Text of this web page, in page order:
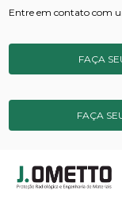
Entre em contato com
FAÇA
FAÇA